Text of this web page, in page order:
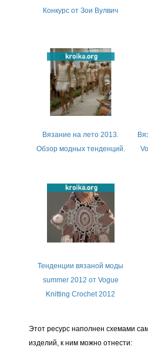
Конкурс от Зои Вулвич
Вязание на лето 2013.
Обзор модных тенденций.
Тенденции вязаной моды
summer 2012 от Vogue
Knitting Crochet 2012
Этот ресурс наполнен схемами
изделий, к ним можно отнести: